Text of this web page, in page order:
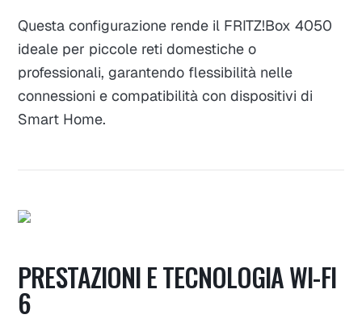
Questa configurazione rende il FRITZ!Box 4050
ideale per piccole reti domestiche o
professionali, garantendo flessibilità nelle
connessioni e compatibilità con dispositivi di
Smart Home.
PRESTAZIONI E TECNOLOGIA WI-FI
6